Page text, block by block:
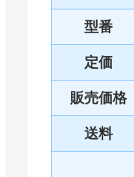
型番
定価
販売価格
送料